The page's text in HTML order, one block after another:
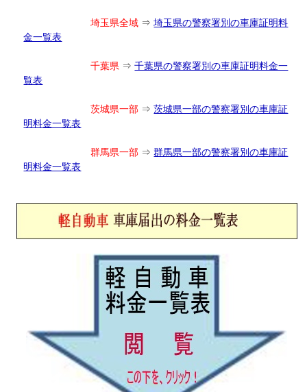
埼玉県全域 ⇒埼玉県の警察署別の車庫証明料
金一覧表
千葉県 ⇒千葉県の警察署別の車庫証明料金一
覧表
茨城県一部 ⇒茨城県一部の警察署別の車庫証
明料金一覧表
群馬県一部 ⇒群馬県一部の警察署別の車庫証
明料金一覧表